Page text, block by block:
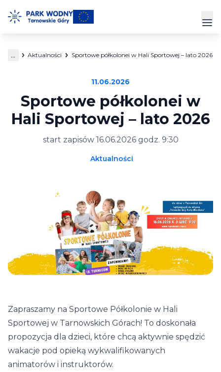
do
Park Wodny
Hala Sportowa
Strefa Klienta
... Aktualności Sportowe półkolonei w Hali Sportowej – lato 2026
11.06.2026
Sportowe półkolonei w
Hali Sportowej – lato 2026
start zapisów 16.06.2026 godz. 9:30
Aktualności
Zapraszamy na Sportowe Półkolonie w Hali
Sportowej w Tarnowskich Górach! To doskonała
propozycja dla dzieci, które chcą aktywnie spędzić
wakacje pod opieką wykwalifikowanych
animatorów i instruktorów.